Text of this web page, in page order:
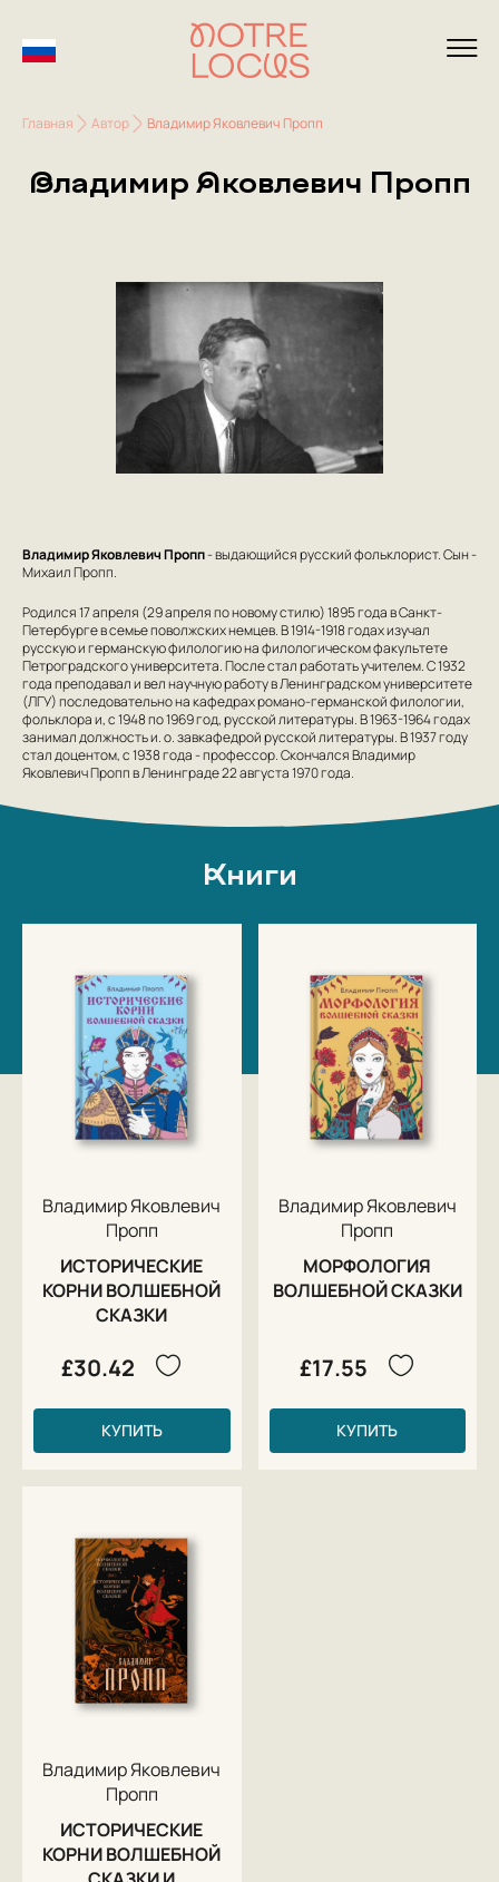
Главная Автор Владимир Яковлевич Пропп
Владимир Яковлевич Пропп
Владимир Яковлевич Пропп- выдающийся русский фольклорист. Сын -
Михаил Пропп.
Родился 17 апреля (29 апреля по новому стилю) 1895 года в Санкт-
Петербурге в семье поволжских немцев. В 1914-1918 годах изучал
русскую и германскую филологию на филологическом факультете
Петроградского университета. После стал работать учителем. С 1932
года преподавал и вел научную работу в Ленинградском университете
(ЛГУ) последовательно на кафедрах романо-германской филологии,
фольклора и, с 1948 по 1969 год, русской литературы. В 1963-1964 годах
занимал должность и. о. завкафедрой русской литературы. В 1937 году
стал доцентом, с 1938 года - профессор. Скончался Владимир
Яковлевич Пропп в Ленинграде 22 августа 1970 года.
Книги
Владимир Яковлевич
Пропп
ИСТОРИЧЕСКИЕ
КОРНИ ВОЛШЕБНОЙ
СКАЗКИ
£30.42
КУПИТЬ
Владимир Яковлевич
Пропп
МОРФОЛОГИЯ
ВОЛШЕБНОЙ СКАЗКИ
£17.55
КУПИТЬ
Владимир Яковлевич
Пропп
ИСТОРИЧЕСКИЕ
КОРНИ ВОЛШЕБНОЙ